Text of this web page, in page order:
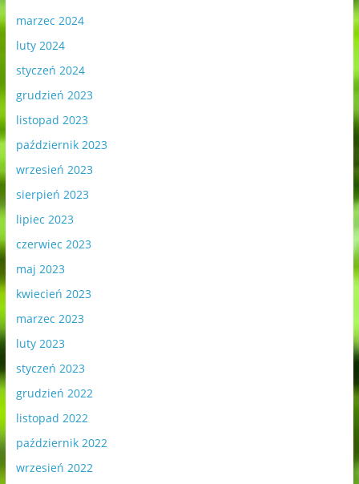
marzec 2024
luty 2024
styczeń 2024
grudzień 2023
listopad 2023
październik 2023
wrzesień 2023
sierpień 2023
lipiec 2023
czerwiec 2023
maj 2023
kwiecień 2023
marzec 2023
luty 2023
styczeń 2023
grudzień 2022
listopad 2022
październik 2022
wrzesień 2022